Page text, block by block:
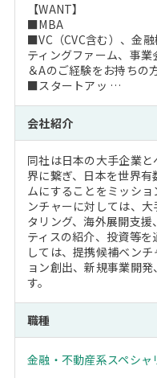
【WANT】
■MBA
■VC（CVC含む）、金
ティングファーム、事
＆Aのご経験をお持ちの
■スタートアッ …
会社紹介
同社は日本の大手企業
界に繋ぎ、日本を世界
ムにすることをミッシ
ンチャーに対しては、
タリング、海外展開支
ティスの紹介、投資等
しては、提携候補ベン
ョン創出、新規事業開
す。
職種
金融・不動産系スペシャ